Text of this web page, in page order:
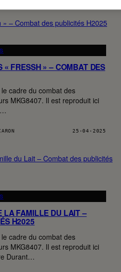
FRESSH » – COMBAT DES
cadre du combat des
MKG8407. Il est reproduit ici
25·04·2025
LA FAMILLE DU LAIT –
H2025
cadre du combat des
MKG8407. Il est reproduit ici
Durant…